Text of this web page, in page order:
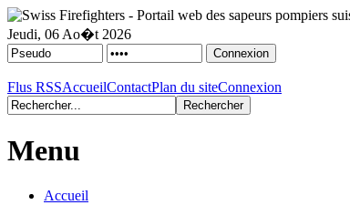
Jeudi, 06 Ao�t 2026
Flus RSSAccueilContactPlan du siteConnexion
Menu
Accueil